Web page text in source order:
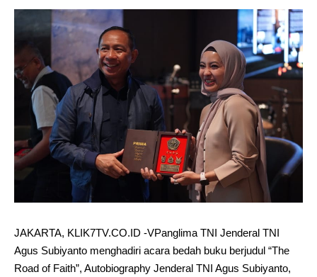
JAKARTA, KLIK7TV.CO.ID -VPanglima TNI Jenderal TNI
Agus Subiyanto menghadiri acara bedah buku berjudul “The
Road of Faith”, Autobiography Jenderal TNI Agus Subiyanto,